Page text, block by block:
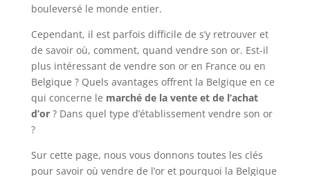
bouleversé le monde entier.
Cependant, il est parfois difficile de s’y retrouver et
de savoir où, comment, quand vendre son or. Est-il
plus intéressant de vendre son or en France ou en
Belgique ? Quels avantages offrent la Belgique en ce
qui concerne le marché de la vente et de l’achat
d’or? Dans quel type d’établissement vendre son or
?
Sur cette page, nous vous donnons toutes les clés
pour savoir où vendre de l’or et pourquoi la Belgique